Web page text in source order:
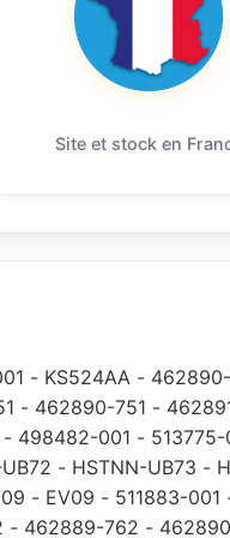
Site et stock en
- KS524AA -
- 462890-751 -
- 498482-001 - 513775-
- HSTNN-UB73 -
- EV09 - 511883-001
- 462889-762 -